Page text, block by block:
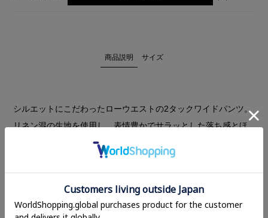
商品説明 サイズ
シルエットにこだわったローウエストの2タックワイドパンツ。
リネン混の生地を使用し、表情豊かでサラッとした落ち感とほ
シワになりにくく、デイリーにお出かけからお仕事着としても
幅広く着まわしていただけます。
ローウエストなので腰で落としてルーズに穿いていただくアイ
テム。後ろウエストは内側に調整ゴム入りでフィット感を調節